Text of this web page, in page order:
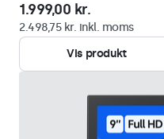
1.999,00 kr.
2.498,75 kr. inkl. moms
Vis produkt